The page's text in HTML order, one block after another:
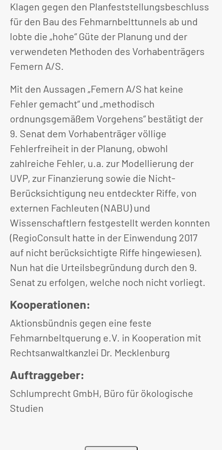
Klagen gegen den Planfeststellungsbeschluss
für den Bau des Fehmarnbelttunnels ab und
lobte die „hohe“ Güte der Planung und der
verwendeten Methoden des Vorhabenträgers
Femern A/S.
Mit den Aussagen „Femern A/S hat keine
Fehler gemacht“ und „methodisch
ordnungsgemäßem Vorgehens“ bestätigt der
9. Senat dem Vorhabenträger völlige
Fehlerfreiheit in der Planung, obwohl
zahlreiche Fehler, u.a. zur Modellierung der
UVP, zur Finanzierung sowie die Nicht-
Berücksichtigung neu entdeckter Riffe, von
externen Fachleuten (NABU) und
Wissenschaftlern festgestellt werden konnten
(RegioConsult hatte in der Einwendung 2017
auf nicht berücksichtigte Riffe hingewiesen).
Nun hat die Urteilsbegründung durch den 9.
Senat zu erfolgen, welche noch nicht vorliegt.
Kooperationen:
Aktionsbündnis gegen eine feste
Fehmarnbeltquerung e.V. in Kooperation mit
Rechtsanwaltkanzlei Dr. Mecklenburg
Auftraggeber:
Schlumprecht GmbH, Büro für ökologische
Studien